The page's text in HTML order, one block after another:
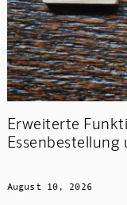
Erweiterte
August 10, 2026